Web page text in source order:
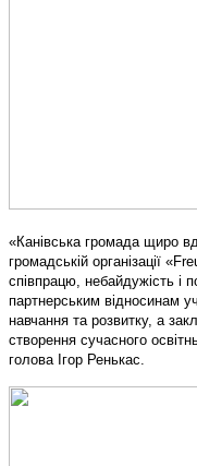
«Канівська громада щиро
громадській організації
співпрацю, небайдужість і
партнерським відносинам
навчання та розвитку, а
створення сучасного
голова Ігор Ренькас.